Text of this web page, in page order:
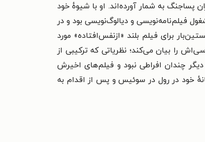
پساجنگ به شمار آورده‌اند. او با شیوهٔ خود
فیلم‌نامه‌نویسی و دیالوگ‌نویسی بود و در
برای فیلم بلند «ازنفس‌افتاده» مورد
را بیان می‌کند؛ نظریاتی که ترکیبی از
چندان افراطی نبود و فیلم‌های اخیرش
۲۰۲۲ در خانهٔ خود در رول در سوئیس و پس از اقدام به